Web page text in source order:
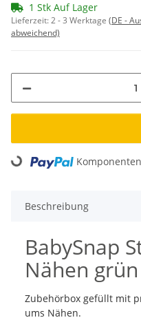
1 Stk Auf Lager
Lieferzeit:2 - 3 Werktage (DE -
abweichend)
Loading...
Beschreibung
BabySnap
Nähen grün
Zubehörbox gefüllt mit
ums Nähen.